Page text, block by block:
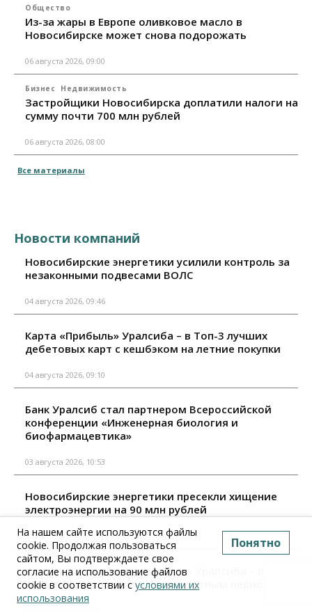
Общество
Из-за жары в Европе оливковое масло в
Новосибирске может снова подорожать
06 августа 2026, 09:00
Бизнес Недвижимость
Застройщики Новосибирска доплатили налоги на
сумму почти 700 млн рублей
06 августа 2026, 08:00
Все материалы
Новости компаний
Новосибирские энергетики усилили контроль за
незаконными подвесами ВОЛС
04 августа 2026, 09:46
Карта «Прибыль» Уралсиба – в Топ-3 лучших
дебетовых карт с кешбэком на летние покупки
04 августа 2026, 09:10
Банк Уралсиб стал партнером Всероссийской
конференции «Инженерная биология и
биофармацевтика»
03 августа 2026, 10:53
Новосибирские энергетики пресекли хищение
электроэнергии на 90 млн рублей
29 июля 2026, 13:37
Карта «120 дней на максимум» Уралсиба – в Топ-4
кредитных карт с длинным льготным периодом
На нашем сайте используются файлы
cookie. Продолжая пользоваться
сайтом, Вы подтверждаете свое
согласие на использование файлов
cookie в соответствии с условиями их
использования
Понятно